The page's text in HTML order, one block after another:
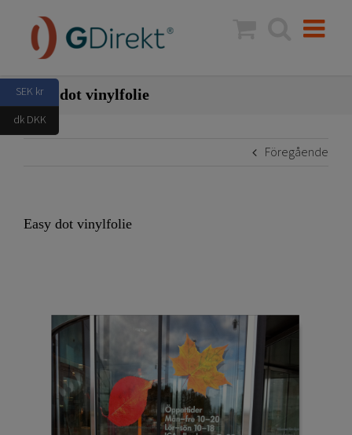
innehållet
Easy dot vinylfolie
Föregående
Easy dot vinylfolie
SEK kr
dk DKK